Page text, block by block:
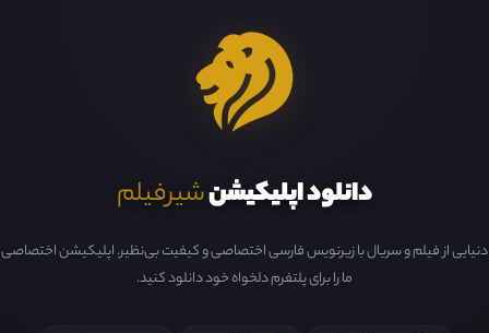
دانلود اپلیکیشنشیرفیلم
دنیایی از فیلم و سریال با زیرنویس فارسی اختصاصی و کیفیت بی‌نظیر. اپلیکیشن اختصاصی
ما را برای پلتفرم دلخواه خود دانلود کنید.